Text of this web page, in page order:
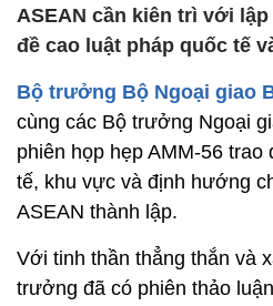
ASEAN cần kiên trì với
đề cao luật pháp quốc tế
Bộ trưởng Bộ Ngoại giao
cùng các Bộ trưởng Ngoại
phiên họp hẹp AMM-56
tế, khu vực và định hướng
ASEAN thành lập.
Với tinh thần thẳng thắn và
trưởng đã có phiên thảo